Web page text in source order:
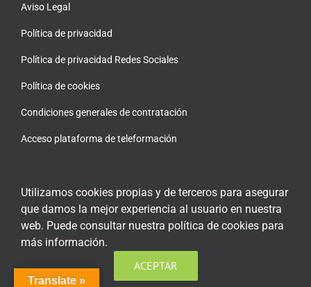
Aviso Legal
Política de privacidad
Política de privacidad Redes Sociales
Política de cookies
Condiciones generales de contratación
Acceso plataforma de teleformación
ENCUÉNTRANOS EN LAS REDES SOCIALES
Translate »
Utilizamos cookies propias y de terceros para asegurar
que damos la mejor experiencia al usuario en nuestra
web. Puede consultar nuestra política de cookies para
más información.
ACEPTAR